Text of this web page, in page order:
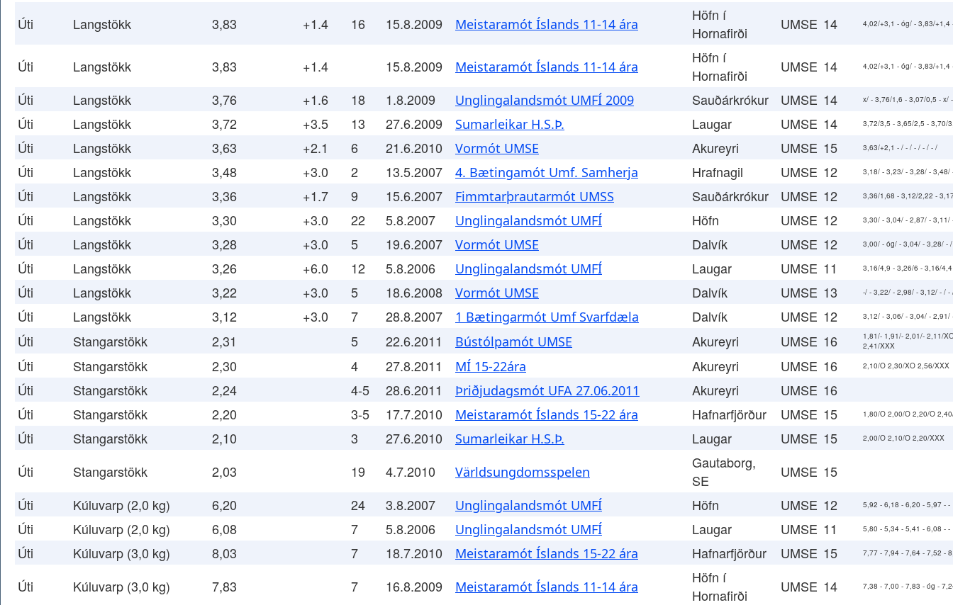
Úti Langstökk 3,83 +1.4 16 15.8.2009 Meistaramót Íslands 11-14 ára
Höfn í
Hornafirði
UMSE 14 4,02/+3,1 - óg/ - 3,83/+1,4
Úti Langstökk 3,83 +1.4 15.8.2009 Meistaramót Íslands 11-14 ára
Höfn í
Hornafirði
UMSE 14 4,02/+3,1 - óg/ - 3,83/+1,4
Úti Langstökk 3,76 +1.6 18 1.8.2009 Unglingalandsmót UMFÍ 2009 Sauðárkrókur UMSE 14 x/ - 3,76/1,6 - 3,07/0,5 - x/
Úti Langstökk 3,72 +3.5 13 27.6.2009 Sumarleikar H.S.Þ. Laugar UMSE 14 3,72/3,5 - 3,65/2,5 - 3,70/
Úti Langstökk 3,63 +2.1 6 21.6.2010 Vormót UMSE Akureyri UMSE 15 3,63/+2,1 - / - / - / - / - /
Úti Langstökk 3,48 +3.0 2 13.5.2007 4. Bætingamót Umf. Samherja Hrafnagil UMSE 12 3,18/ - 3,23/ - 3,28/ - 3,48/
Úti Langstökk 3,36 +1.7 9 15.6.2007 Fimmtarþrautarmót UMSS Sauðárkrókur UMSE 12 3,36/1,68 - 3,12/2,22 -
Úti Langstökk 3,30 +3.0 22 5.8.2007 Unglingalandsmót UMFÍ Höfn UMSE 12 3,30/ - 3,04/ - 2,87/ - 3,11/
Úti Langstökk 3,28 +3.0 5 19.6.2007 Vormót UMSE Dalvík UMSE 12 3,00/ - óg/ - 3,04/ - 3,28/ -
Úti Langstökk 3,26 +6.0 12 5.8.2006 Unglingalandsmót UMFÍ Laugar UMSE 11 3,16/4,9 - 3,26/6 - 3,16/
Úti Langstökk 3,22 +3.0 5 18.6.2008 Vormót UMSE Dalvík UMSE 13 -/ - 3,22/ - 2,98/ - 3,12/ - / -
Úti Langstökk 3,12 +3.0 7 28.8.2007 1 Bætingarmót Umf Svarfdæla Dalvík UMSE 12 3,12/ - 3,06/ - 3,04/ - 2,91/
Úti Stangarstökk 2,31 5 22.6.2011 Bústólpamót UMSE Akureyri UMSE 16
1,81/- 1,91/- 2,01/- 2,11/
2,41/XXX
Úti Stangarstökk 2,30 4 27.8.2011 MÍ 15-22ára Akureyri UMSE 16 2,10/O 2,30/XO 2,56/XXX
Úti Stangarstökk 2,24 4-5 28.6.2011 Þriðjudagsmót UFA 27.06.2011 Akureyri UMSE 16
Úti
Stangarstökk 2,20 3-5 17.7.2010 Meistaramót Íslands 15-22 ára Hafnarfjörður UMSE 15 1,80/O 2,00/O 2,20/O
Úti Stangarstökk 2,10 3 27.6.2010 Sumarleikar H.S.Þ. Laugar UMSE 15 2,00/O 2,10/O 2,20/XXX
Úti Stangarstökk 2,03 19 4.7.2010 Världsungdomsspelen
Gautaborg,
SE
UMSE 15
Úti
Kúluvarp (2,0 kg) 6,20 24 3.8.2007 Unglingalandsmót UMFÍ Höfn UMSE 12 5,92 - 6,18 - 6,20 - 5,97 - -
Úti Kúluvarp (2,0 kg) 6,08 7 5.8.2006 Unglingalandsmót UMFÍ Laugar UMSE 11 5,80 - 5,34 - 5,41 - 6,08 - -
Úti Kúluvarp (3,0 kg) 8,03 7 18.7.2010 Meistaramót Íslands 15-22 ára Hafnarfjörður UMSE 15 7,77 - 7,94 - 7,64 - 7,52 -
Úti Kúluvarp (3,0 kg) 7,83 7 16.8.2009 Meistaramót Íslands 11-14 ára
Höfn í
Hornafirði
UMSE 14 7,38 - 7,00 - 7,83 - óg -